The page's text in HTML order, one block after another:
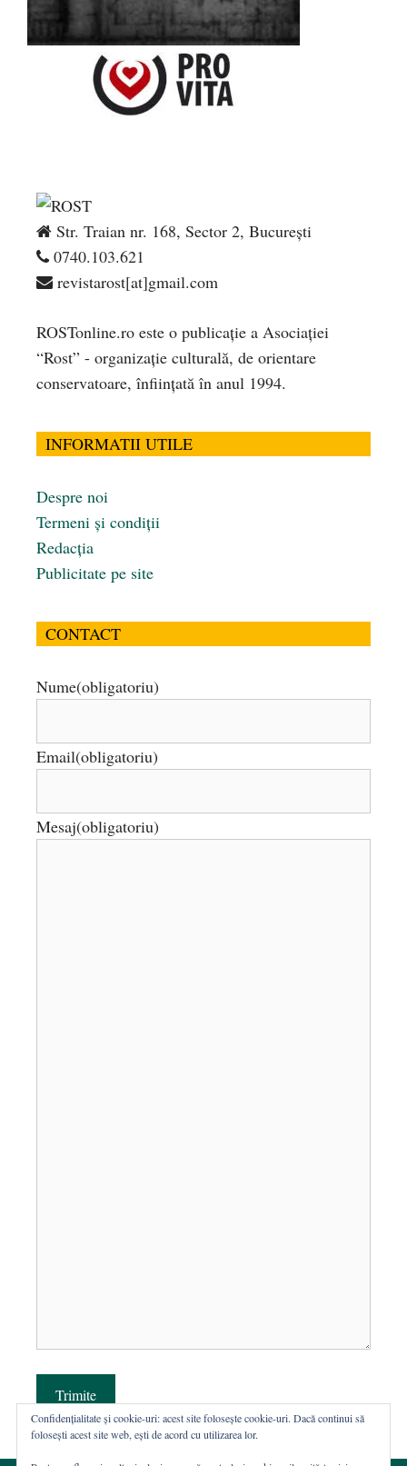
Str. Traian nr. 168, Sector 2, București
0740.103.621
revistarost[at]gmail.com
ROSTonline.ro este o publicaţie a Asociaţiei
“Rost” - organizaţie culturală, de orientare
conservatoare, înfiinţată în anul 1994.
INFORMATII UTILE
Despre noi
Termeni și condiții
Redacția
Publicitate pe site
CONTACT
Nume(obligatoriu)
Email(obligatoriu)
Mesaj(obligatoriu)
Trimite
Confidențialitate și cookie-uri: acest site folosește cookie-uri. Dacă continui să
folosești acest site web, ești de acord cu utilizarea lor.